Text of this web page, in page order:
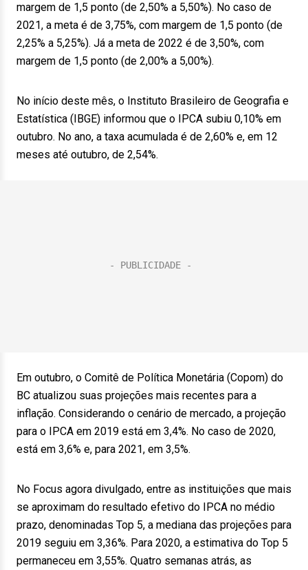
margem de 1,5 ponto (de 2,50% a 5,50%). No caso de
2021, a meta é de 3,75%, com margem de 1,5 ponto (de
2,25% a 5,25%). Já a meta de 2022 é de 3,50%, com
margem de 1,5 ponto (de 2,00% a 5,00%).
No início deste mês, o Instituto Brasileiro de Geografia e
Estatística (IBGE) informou que o IPCA subiu 0,10% em
outubro. No ano, a taxa acumulada é de 2,60% e, em 12
meses até outubro, de 2,54%.
Em outubro, o Comitê de Política Monetária (Copom) do
BC atualizou suas projeções mais recentes para a
inflação. Considerando o cenário de mercado, a projeção
para o IPCA em 2019 está em 3,4%. No caso de 2020,
está em 3,6% e, para 2021, em 3,5%.
No Focus agora divulgado, entre as instituições que mais
se aproximam do resultado efetivo do IPCA no médio
prazo, denominadas Top 5, a mediana das projeções para
2019 seguiu em 3,36%. Para 2020, a estimativa do Top 5
permaneceu em 3,55%. Quatro semanas atrás, as